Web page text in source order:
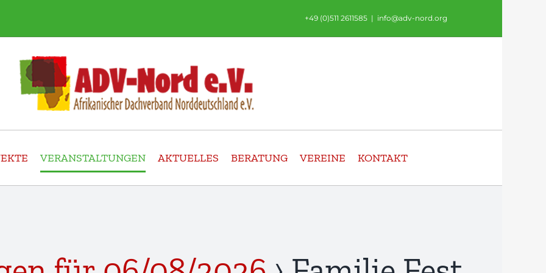
+49 (0)511 2611585 | info@adv-nord.org
VERANSTALTUNGEN AKTUELLES BERATUNG VEREINE KONTAKT